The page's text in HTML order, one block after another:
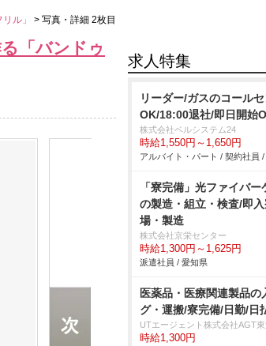
ル」 > 写真・詳細 2枚目
「バンドゥ
求人特集
リーダー/ガスのコール
OK/18:00退社/即日開始
株式会社ベルシステム24
時給1,550円～1,650円
アルバイト・パート / 契約社員
「寮完備」光ファイバ
の製造・組立・検査/即
場・製造
株式会社京栄センター
時給1,300円～1,625円
派遣社員 / 愛知県
医薬品・医療関連製品の
グ・運搬/寮完備/日勤/日
UTエージェント株式会社AGT
時給1,300円